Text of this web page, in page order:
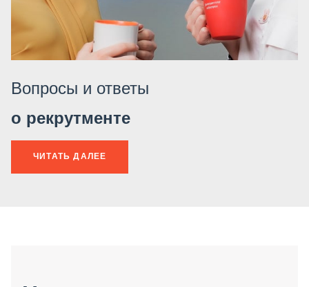
Вопросы и ответы
о рекрутменте
ЧИТАТЬ ДАЛЕЕ